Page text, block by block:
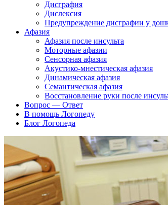
Дисграфия
Дислексия
Предупреждение дисграфии у
Афазия
Афазия после инсульта
Моторные афазии
Сенсорная афазия
Акустико-мнестическая афазия
Динамическая афазия
Семантическая афазия
Восстановление руки после
Вопрос — Ответ
В помощь Логопеду
Блог Логопеда